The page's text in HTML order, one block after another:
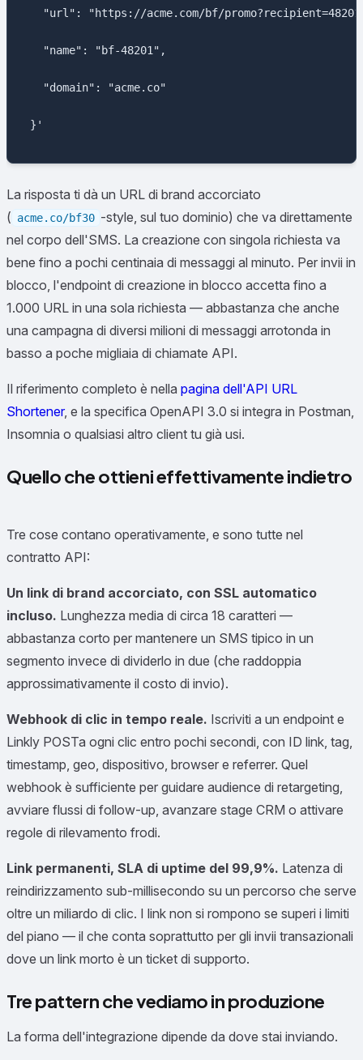
"url": "https://acme.com/bf/
    "name": "bf-48201",
    "domain": "acme.co"
  }'
La risposta ti dà un URL di brand accorciato
( acme.co/bf30 -style, sul tuo dominio) che va direttamente
nel corpo dell'SMS. La creazione con singola richiesta va
bene fino a pochi centinaia di messaggi al minuto. Per invii in
blocco, l'endpoint di creazione in blocco accetta fino a
1.000 URL in una sola richiesta — abbastanza che anche
una campagna di diversi milioni di messaggi arrotonda in
basso a poche migliaia di chiamate API.
Il riferimento completo è nella pagina dell'API URL
Shortener, e la specifica OpenAPI 3.0 si integra in Postman,
Insomnia o qualsiasi altro client tu già usi.
Quello che ottieni effettivamente indietro
Tre cose contano operativamente, e sono tutte nel
contratto API:
Un link di brand accorciato, con SSL automatico
incluso. Lunghezza media di circa 18 caratteri —
abbastanza corto per mantenere un SMS tipico in un
segmento invece di dividerlo in due (che raddoppia
approssimativamente il costo di invio).
Webhook di clic in tempo reale. Iscriviti a un endpoint e
Linkly POSTa ogni clic entro pochi secondi, con ID link, tag,
timestamp, geo, dispositivo, browser e referrer. Quel
webhook è sufficiente per guidare audience di retargeting,
avviare flussi di follow-up, avanzare stage CRM o attivare
regole di rilevamento frodi.
Link permanenti, SLA di uptime del 99,9%. Latenza di
reindirizzamento sub-millisecondo su un percorso che serve
oltre un miliardo di clic. I link non si rompono se superi i limiti
del piano — il che conta soprattutto per gli invii transazionali
dove un link morto è un ticket di supporto.
Tre pattern che vediamo in produzione
La forma dell'integrazione dipende da dove stai inviando.